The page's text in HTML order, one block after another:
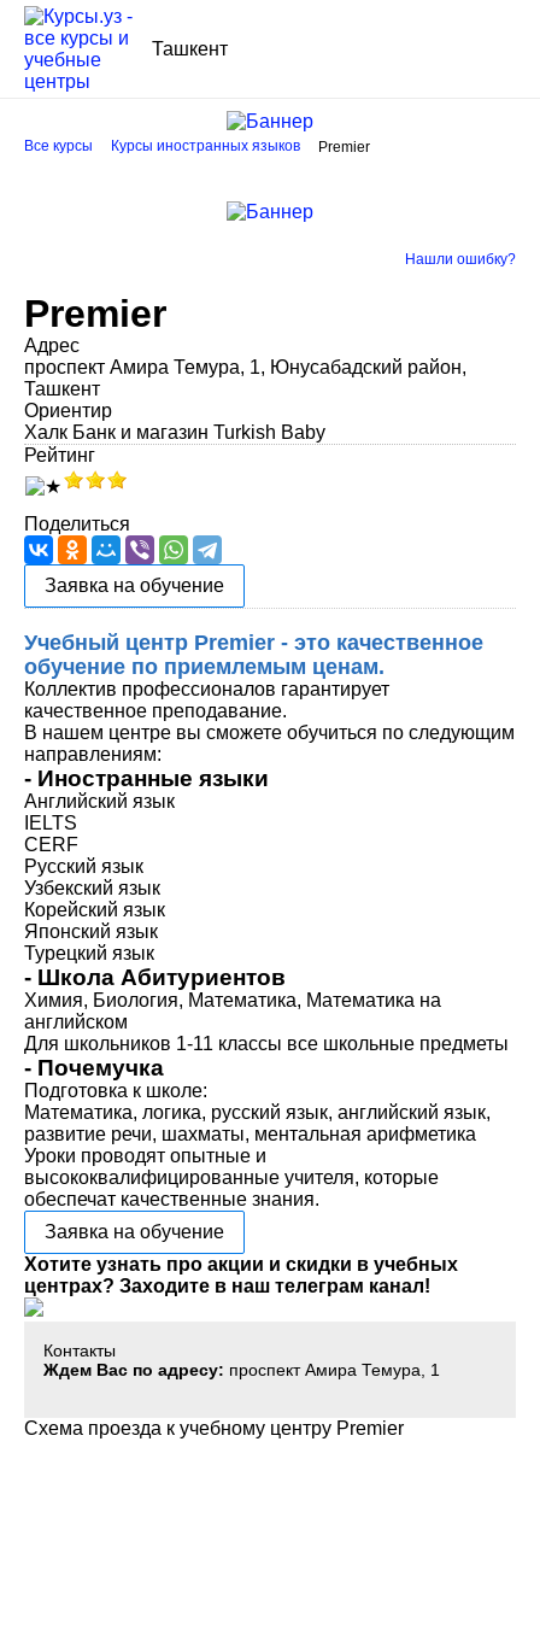
Ташкент
Все курсы Курсы иностранных языков Premier
Нашли ошибку?
Premier
Адрес
проспект Амира Темура, 1, Юнусабадский район,
Ташкент
Ориентир
Халк Банк и магазин Turkish Baby
Рейтинг
Поделиться
Заявка на обучение
Учебный центр Premier - это качественное
обучение по приемлемым ценам.
Коллектив профессионалов гарантирует
качественное преподавание.
В нашем центре вы сможете обучиться по следующим
направлениям:
- Иностранные языки
Английский язык
IELTS
CERF
Русский язык
Узбекский язык
Корейский язык
Японский язык
Турецкий язык
- Школа Абитуриентов
Химия, Биология, Математика, Математика на
английском
Для школьников 1-11 классы все школьные предметы
- Почемучка
Подготовка к школе:
Математика, логика, русский язык, английский язык,
развитие речи, шахматы, ментальная арифметика
Уроки проводят опытные и
высококвалифицированные учителя, которые
обеспечат качественные знания.
Заявка на обучение
Хотите узнать про акции и скидки в учебных
центрах? Заходите в наш телеграм канал!
Контакты
Ждем Вас по адресу: проспект Амира Темура, 1
Схема проезда к учебному центру Premier